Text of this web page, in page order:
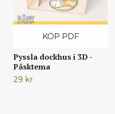
KÖP PDF
Pyssla dockhus i 3D -
Påsktema
29 kr